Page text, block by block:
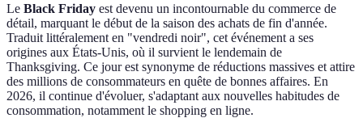
Le Black Friday est devenu un incontournable du commerce de
détail, marquant le début de la saison des achats de fin d'année.
Traduit littéralement en "vendredi noir", cet événement a ses
origines aux États-Unis, où il survient le lendemain de
Thanksgiving. Ce jour est synonyme de réductions massives et attire
des millions de consommateurs en quête de bonnes affaires. En
2026, il continue d'évoluer, s'adaptant aux nouvelles habitudes de
consommation, notamment le shopping en ligne.